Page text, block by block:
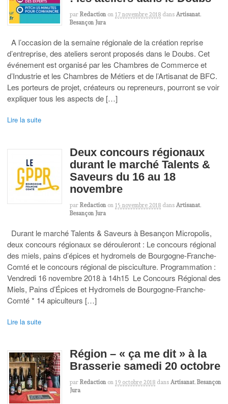
par Redaction on 17 novembre 2018 dans Artisanat,
Besançon Jura
A l’occasion de la semaine régionale de la création reprise
d’entreprise, des ateliers seront proposés dans le Doubs. Cet
événement est organisé par les Chambres de Commerce et
d’Industrie et les Chambres de Métiers et de l’Artisanat de BFC.
Les porteurs de projet, créateurs ou repreneurs, pourront se voir
expliquer tous les aspects de […]
Lire la suite
Deux concours régionaux
durant le marché Talents &
Saveurs du 16 au 18
novembre
par Redaction on 15 novembre 2018 dans Artisanat,
Besançon Jura
Durant le marché Talents & Saveurs à Besançon Micropolis,
deux concours régionaux se dérouleront : Le concours régional
des miels, pains d’épices et hydromels de Bourgogne-Franche-
Comté et le concours régional de pisciculture. Programmation :
Vendredi 16 novembre 2018 à 14h15 Le Concours Régional des
Miels, Pains d’Épices et Hydromels de Bourgogne-Franche-
Comté * 14 apiculteurs […]
Lire la suite
Région – « ça me dit » à la
Brasserie samedi 20 octobre
par Redaction on 19 octobre 2018 dans Artisanat, Besançon
Jura